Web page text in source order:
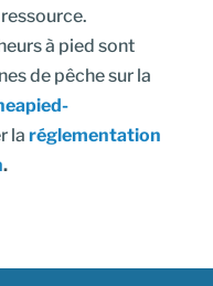
à pied sont
de pêche sur la
la réglementation
.